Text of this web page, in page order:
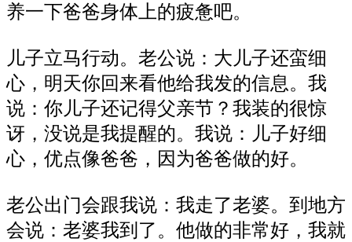
养一下爸爸身体上的疲惫吧。
儿子立马行动。老公说：大儿子还蛮细
心，明天你回来看他给我发的信息。我
说：你儿子还记得父亲节？我装的很惊
讶，没说是我提醒的。我说：儿子好细
心，优点像爸爸，因为爸爸做的好。
老公出门会跟我说：我走了老婆。到地方
会说：老婆我到了。他做的非常好，我就